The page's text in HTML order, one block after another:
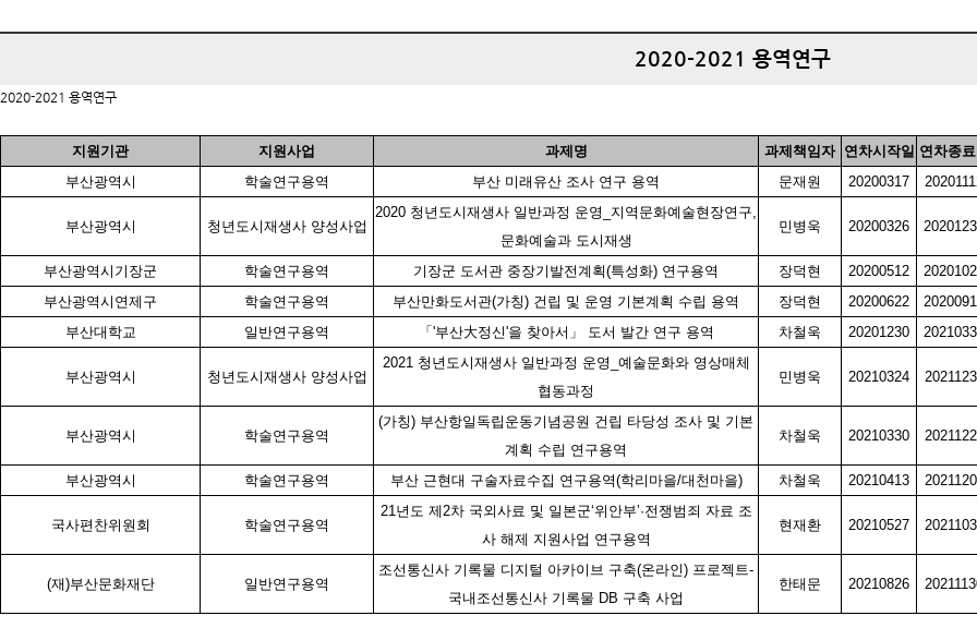
2020-2021 용역연구
2020-2021 용역연구
지원기관 지원사업 과제명 과제책임자 연차시작일 연차종
부산광역시
학술연구용역 부산 미래유산 조사 연구 용역 문재원 20200317
부산광역시 청년도시재생사 양성사업
2020 청년도시재생사 일반과정 운영_지역문화예술현장연구,
문화예술과 도시재생
민병욱 20200326
부산광역시기장군 학술연구용역 기장군 도서관 중장기발전계획(특성화) 연구용역 장덕현 20200512
부산광역시연제구
학술연구용역 부산만화도서관(가칭) 건립 및 운영 기본계획 수립 용역 장덕현 20200622
부산대학교
일반연구용역 「'부산大정신'을 찾아서」 도서 발간 연구 용역 차철욱 20201230
부산광역시 청년도시재생사 양성사업
2021 청년도시재생사 일반과정 운영_예술문화와 영상매체
협동과정
민병욱 20210324
부산광역시 학술연구용역
(가칭) 부산항일독립운동기념공원 건립 타당성 조사 및 기본
계획 수립 연구용역
차철욱 20210330
부산광역시 학술연구용역 부산 근현대 구술자료수집 연구용역(학리마을/대천마을) 차철욱 20210413
국사편찬위원회 학술연구용역
21년도 제2차 국외사료 및 일본군‘위안부’·전쟁범죄 자료 조
사 해제 지원사업 연구용역
현재환 20210527
(재)부산문화재단 일반연구용역
조선통신사 기록물 디지털 아카이브 구축(온라인) 프로젝트-
국내조선통신사 기록물 DB 구축 사업
한태문 20210826